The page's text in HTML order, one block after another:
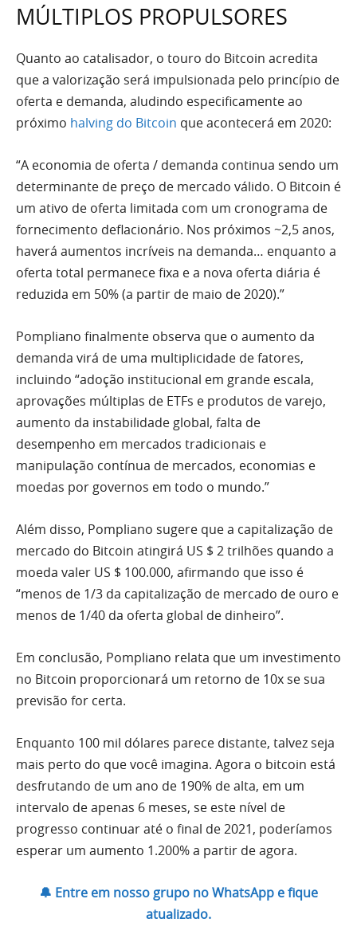
MÚLTIPLOS PROPULSORES
Quanto ao catalisador, o touro do Bitcoin acredita
que a valorização será impulsionada pelo princípio de
oferta e demanda, aludindo especificamente ao
próximo halving do Bitcoin que acontecerá em 2020:
“A economia de oferta / demanda continua sendo um
determinante de preço de mercado válido. O Bitcoin é
um ativo de oferta limitada com um cronograma de
fornecimento deflacionário. Nos próximos ~2,5 anos,
haverá aumentos incríveis na demanda… enquanto a
oferta total permanece fixa e a nova oferta diária é
reduzida em 50% (a partir de maio de 2020).”
Pompliano finalmente observa que o aumento da
demanda virá de uma multiplicidade de fatores,
incluindo “adoção institucional em grande escala,
aprovações múltiplas de ETFs e produtos de varejo,
aumento da instabilidade global, falta de
desempenho em mercados tradicionais e
manipulação contínua de mercados, economias e
moedas por governos em todo o mundo.”
Além disso, Pompliano sugere que a capitalização de
mercado do Bitcoin atingirá US $ 2 trilhões quando a
moeda valer US $ 100.000, afirmando que isso é
“menos de 1/3 da capitalização de mercado de ouro e
menos de 1/40 da oferta global de dinheiro”.
Em conclusão, Pompliano relata que um investimento
no Bitcoin proporcionará um retorno de 10x se sua
previsão for certa.
Enquanto 100 mil dólares parece distante, talvez seja
mais perto do que você imagina. Agora o bitcoin está
desfrutando de um ano de 190% de alta, em um
intervalo de apenas 6 meses, se este nível de
progresso continuar até o final de 2021, poderíamos
esperar um aumento 1.200% a partir de agora.
🔔 Entre em nosso grupo no WhatsApp e fique
atualizado.